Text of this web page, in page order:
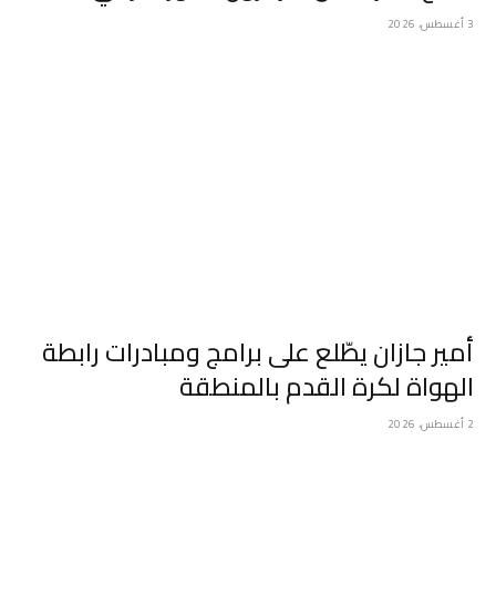
3 أغسطس، 2026
أمير جازان يطّلع على برامج ومبادرات رابطة
الهواة لكرة القدم بالمنطقة
2 أغسطس، 2026